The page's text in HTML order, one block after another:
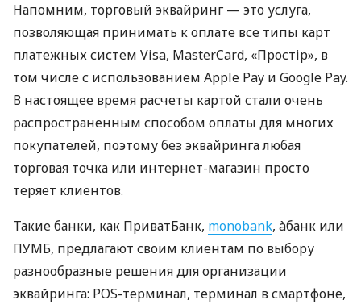
Напомним, торговый эквайринг — это услуга,
позволяющая принимать к оплате все типы карт
платежных систем Visa, MasterCard, «Простір», в
том числе с использованием Apple Pay и Google Pay.
В настоящее время расчеты картой стали очень
распространенным способом оплаты для многих
покупателей, поэтому без эквайринга любая
торговая точка или интернет-магазин просто
теряет клиентов.
Такие банки, как ПриватБанк, monobank, àбанк или
ПУМБ, предлагают своим клиентам по выбору
разнообразные решения для организации
эквайринга: POS-терминал, терминал в смартфоне,